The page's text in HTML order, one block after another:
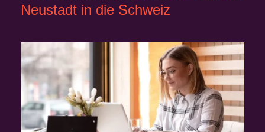
Neustadt in die Schweiz